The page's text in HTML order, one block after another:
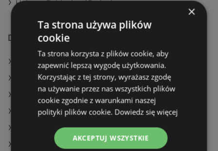
Hebe w Pabianice (Gmina)
Dodatkowe łącza
Oferty Hebe
Oferty Natura Drogerie
Oferty Super-Pharm
Aktualne gazetki Natura Drogerie
Aktualne gazetki Rossmann
Aktualne gazetki Super-Pharm
×
Ta strona używa plików
cookie
Ta strona korzysta z plików cookie, aby
zapewnić lepszą wygodę użytkowania.
Korzystając z tej strony, wyrażasz zgodę
na używanie przez nas wszystkich plików
cookie zgodnie z warunkami naszej
polityki plików cookie. Dowiedz się więcej
AKCEPTUJ WSZYSTKIE